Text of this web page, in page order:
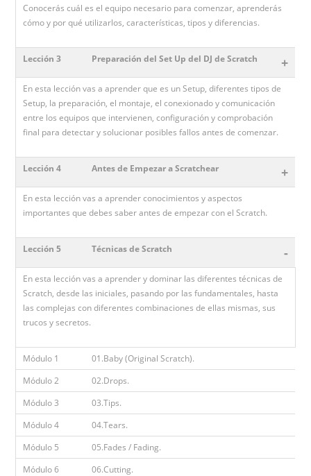
Conocerás cuál es el equipo necesario para comenzar, aprenderás
cómo y por qué utilizarlos, características, tipos y diferencias.
Lección 3 Preparación del Set Up del DJ de Scratch +
En esta lección vas a aprender que es un Setup, diferentes tipos de
Setup, la preparación, el montaje, el conexionado y comunicación
entre los equipos que intervienen, configuración y comprobación
final para detectar y solucionar posibles fallos antes de comenzar.
Lección 4 Antes de Empezar a Scratchear +
En esta lección vas a aprender conocimientos y aspectos
importantes que debes saber antes de empezar con el Scratch.
Lección 5 Técnicas de Scratch -
En esta lección vas a aprender y dominar las diferentes técnicas de
Scratch, desde las iniciales, pasando por las fundamentales, hasta
las complejas con diferentes combinaciones de ellas mismas, sus
trucos y secretos.
Módulo 1
01.Baby (Original Scratch).
Módulo 2
02.Drops.
Módulo 3
03.Tips.
Módulo 4
04.Tears.
Módulo 5
05.Fades / Fading.
Módulo 6
06.Cutting.